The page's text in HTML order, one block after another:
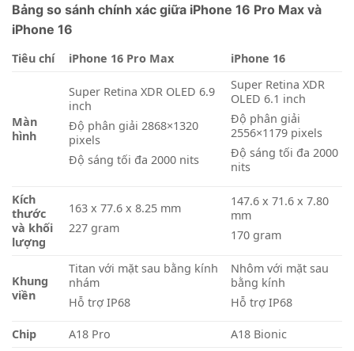
Bảng so sánh chính xác giữa iPhone 16 Pro Max và
iPhone 16
Tiêu chí iPhone 16 Pro Max iPhone 16
Màn
hình
Super Retina XDR OLED 6.9
inch
Độ phân giải 2868×1320
pixels
Độ sáng tối đa 2000 nits
Super Retina XDR
OLED 6.1 inch
Độ phân giải
2556×1179 pixels
Độ sáng tối đa 2000
nits
Kích
thước
và khối
lượng
163 x 77.6 x 8.25 mm
227 gram
147.6 x 71.6 x 7.80
mm
170 gram
Khung
viền
Titan với mặt sau bằng kính
nhám
Hỗ trợ IP68
Nhôm với mặt sau
bằng kính
Hỗ trợ IP68
Chip A18 Pro
A18 Bionic